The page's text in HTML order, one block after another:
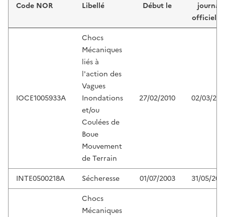
Code NOR Libellé Début le
journal
officiel
IOCE1005933A
Chocs
Mécaniques
liés à
l'action des
Vagues
Inondations
et/ou
Coulées de
Boue
Mouvement
de Terrain
27/02/2010 02/03/
INTE0500218A Sécheresse 01/07/2003 31/05/
Chocs
Mécaniques